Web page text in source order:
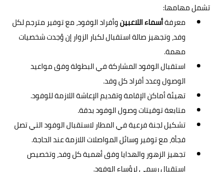
تشمل مهامها:
معرفةأسماء اللاعبينوأفراد الوفود، مع توفير مترجم لكل
وفد، وتجهيز صالة استقبال لكبار الزوار إن وُجدت شخصيات
مهمة.
استقبال الوفود المشاركة في البطولة وفق مواعيد
الوصول وعدد أفراد كل وفد.
تهيئة أماكن الإقامة وتقديم الإعاشة اللازمة للوفود.
متابعة توقيتات وصول الوفود بدقة.
تشكيل لجنة فرعية في المطار لاستقبال الوفود التي تصل
فجأة، مع توفير وسائل المواصلات اللازمة عند الحاجة.
تجهيز الزهور والهدايا وفق أهمية كل وفد، وتخصيص
استقبال رسمي لرؤساء الوفود.